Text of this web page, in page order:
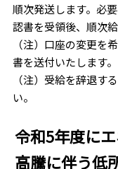
順次発送します。必
認書を受領後、順次
（注）口座の変更を
書を送付いたします。
（注）受給を辞退す
い。
令和5年度に
高騰に伴う低